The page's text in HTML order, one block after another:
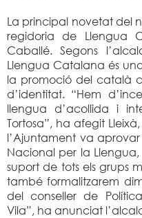
La principal novetat del
regidoria de Llengua
Caballé. Segons
Llengua Catalana és
la promoció del català
d’identitat. “Hem
llengua d’acollida i
Tortosa”, ha afegit
l’Ajuntament va
Nacional per la
suport de tots els grups
també formalitzarem
del conseller de
Vila”, ha anunciat